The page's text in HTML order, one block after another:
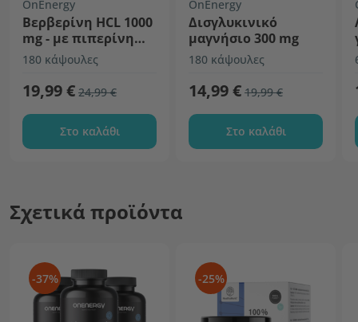
OnEnergy
Βερβερίνη HCL 1000
mg - με πιπερίνη
και χρώμιο
180 κάψουλες
19,99 € 24,99 €
Στο καλάθι
OnEnergy
Δισγλυκινικό
μαγνήσιο 300 mg
180 κάψουλες
14,99 € 19,99 €
Στο καλάθι
Σχετικά προϊόντα
-37% -25%